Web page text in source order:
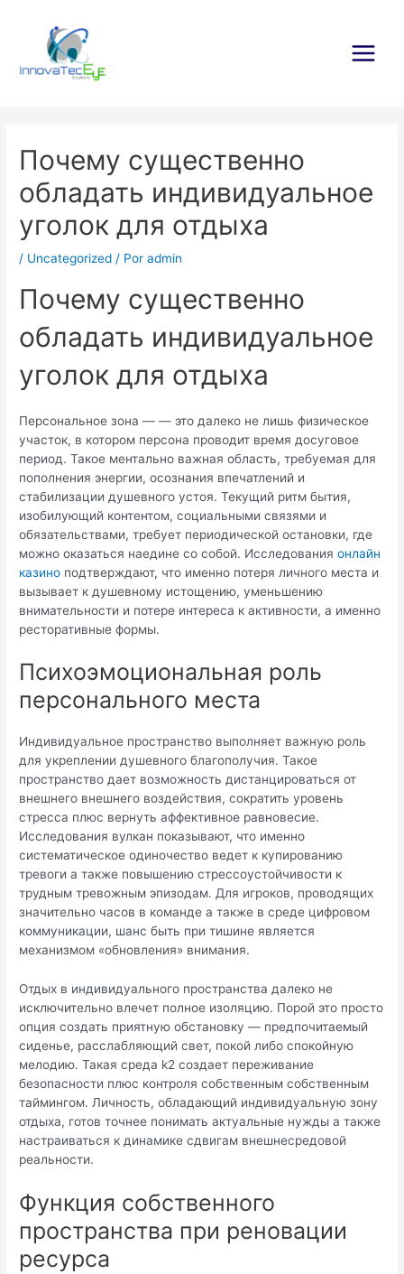
contenido
Main
Почему существенно
обладать индивидуальное
уголок для отдыха
/ Uncategorized / Poradmin
Почему существенно
обладать индивидуальное
уголок для отдыха
Персональное зона — — это далеко не лишь физическое
участок, в котором персона проводит время досуговое
период. Такое ментально важная область, требуемая для
пополнения энергии, осознания впечатлений и
стабилизации душевного устоя. Текущий ритм бытия,
изобилующий контентом, социальными связями и
обязательствами, требует периодической остановки, где
можно оказаться наедине со собой. Исследованияонлайн
казино подтверждают, что именно потеря личного места и
вызывает к душевному истощению, уменьшению
внимательности и потере интереса к активности, а именно
ресторативные формы.
Психоэмоциональная роль
персонального места
Индивидуальное пространство выполняет важную роль
для укреплении душевного благополучия. Такое
пространство дает возможность дистанцироваться от
внешнего внешнего воздействия, сократить уровень
стресса плюс вернуть аффективное равновесие.
Исследования вулкан показывают, что именно
систематическое одиночество ведет к купированию
тревоги а также повышению стрессоустойчивости к
трудным тревожным эпизодам. Для игроков, проводящих
значительно часов в команде а также в среде цифровом
коммуникации, шанс быть при тишине является
механизмом «обновления» внимания.
Отдых в индивидуального пространства далеко не
исключительно влечет полное изоляцию. Порой это просто
опция создать приятную обстановку — предпочитаемый
сиденье, расслабляющий свет, покой либо спокойную
мелодию. Такая среда k2 создает переживание
безопасности плюс контроля собственным собственным
таймингом. Личность, обладающий индивидуальную зону
отдыха, готов точнее понимать актуальные нужды а также
настраиваться к динамике сдвигам внешнесредовой
реальности.
Функция собственного
пространства при реновации
ресурса